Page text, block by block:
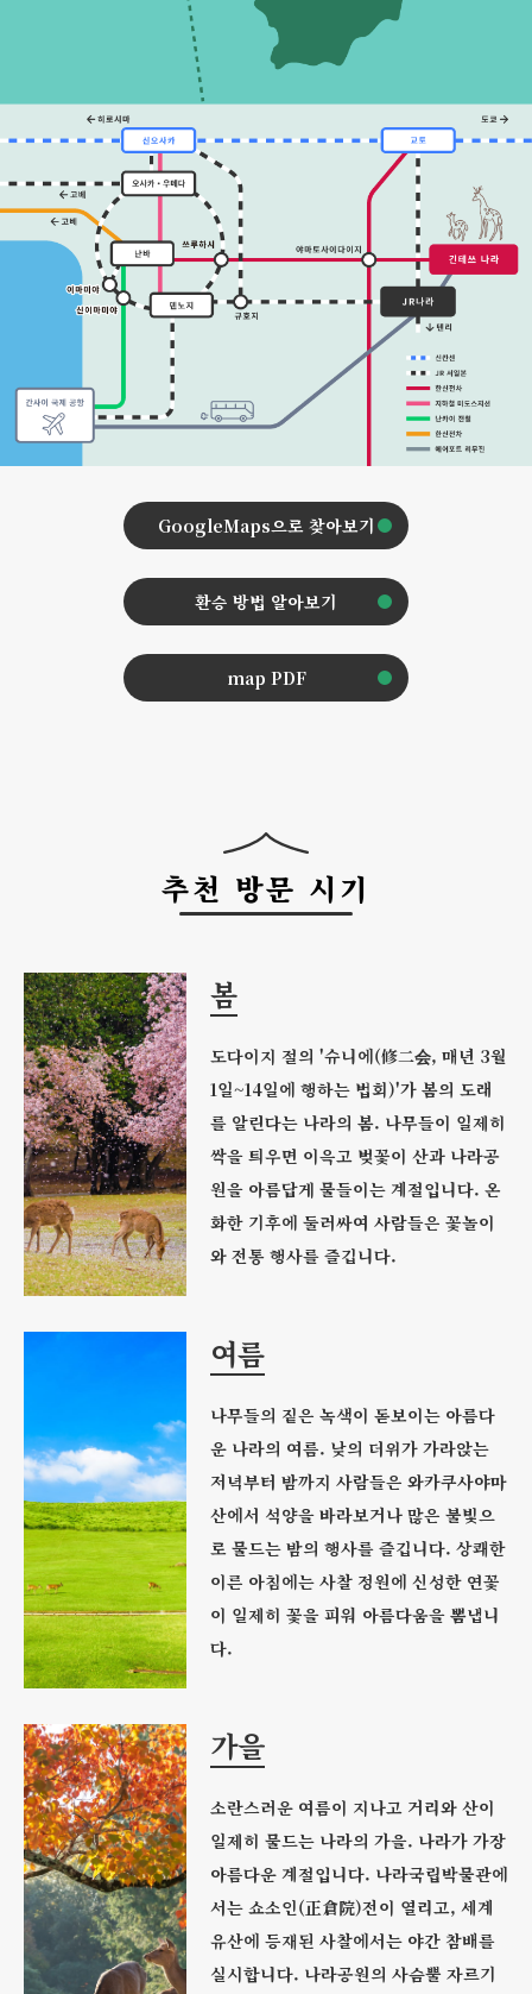
GoogleMaps으로 찾아보기
환승 방법 알아보기
map PDF
추천 방문 시기
봄
도다이지 절의 '슈니에(修二会, 매년 3월
1일~14일에 행하는 법회)'가 봄의 도래
를 알린다는 나라의 봄. 나무들이 일제히
싹을 틔우면 이윽고 벚꽃이 산과 나라공
원을 아름답게 물들이는 계절입니다. 온
화한 기후에 둘러싸여 사람들은 꽃놀이
와 전통 행사를 즐깁니다.
여름
나무들의 짙은 녹색이 돋보이는 아름다
운 나라의 여름. 낮의 더위가 가라앉는
저녁부터 밤까지 사람들은 와카쿠사야마
산에서 석양을 바라보거나 많은 불빛으
로 물드는 밤의 행사를 즐깁니다. 상쾌한
이른 아침에는 사찰 정원에 신성한 연꽃
이 일제히 꽃을 피워 아름다움을 뽐냅니
다.
가을
소란스러운 여름이 지나고 거리와 산이
일제히 물드는 나라의 가을. 나라가 가장
아름다운 계절입니다. 나라국립박물관에
서는 쇼소인(正倉院)전이 열리고, 세계
유산에 등재된 사찰에서는 야간 참배를
실시합니다. 나라공원의 사슴뿔 자르기